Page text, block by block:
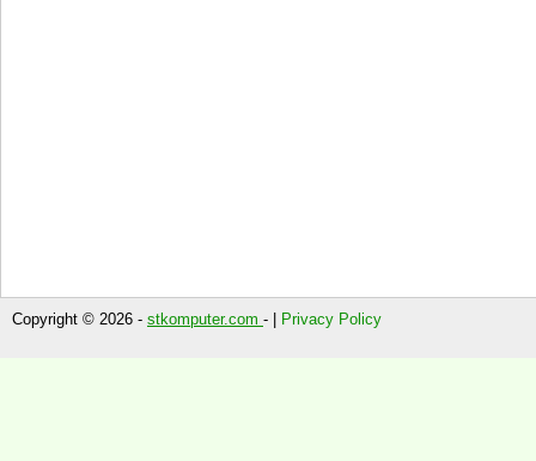
Copyright © 2026 - stkomputer.com - | Privacy Policy